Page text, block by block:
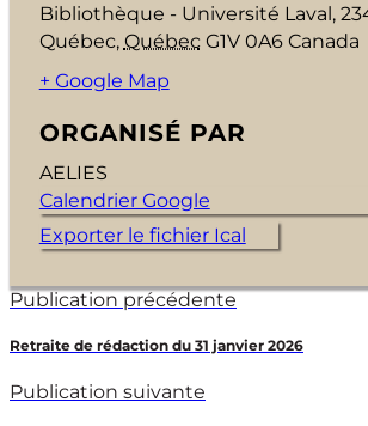
Bibliothèque - Université Laval,
Québec, Québec G1V 0A6 Canada
+ Google Map
ORGANISÉ PAR
AELIES
Calendrier Google
Exporter le fichier Ical
Publication précédente
Retraite de rédaction du 31 janvier 2026
Publication suivante